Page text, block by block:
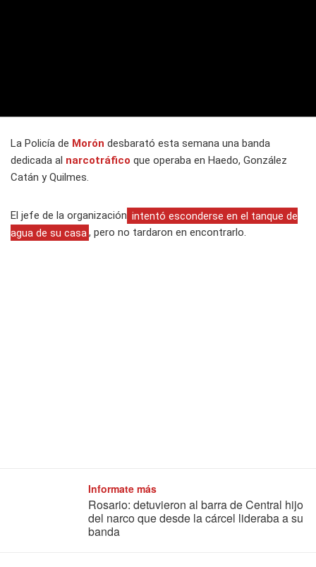
La Policía de Morón desbarató esta semana una banda
dedicada al narcotráfico que operaba en Haedo, González
Catán y Quilmes.
El jefe de la organización intentó esconderse en el tanque de
agua de su casa , pero no tardaron en encontrarlo.
Informate más
Rosario: detuvieron al barra de Central hijo
del narco que desde la cárcel lideraba a su
banda